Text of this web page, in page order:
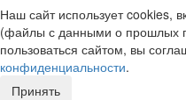
Наш сайт использует cookies,
(файлы с данными о прошлых
пользоваться сайтом, вы
конфиденциальности.
Принять